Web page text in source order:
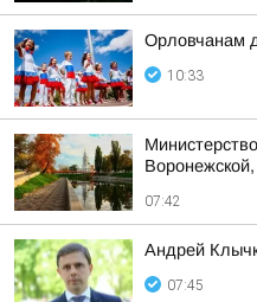
Орловчанам
10:33
07:42
Андрей
07:45